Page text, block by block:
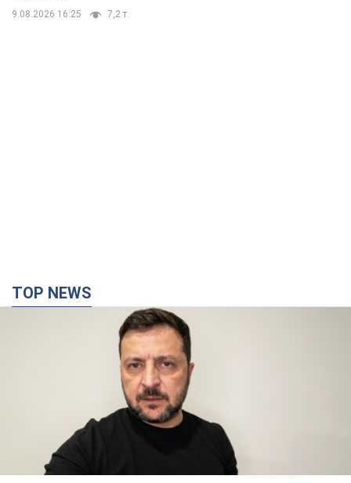
9.08.2026 16:25 7,2 т.
TOP NEWS